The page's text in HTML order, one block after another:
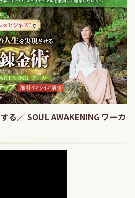
る／ SOUL AWAKENING ワーカ